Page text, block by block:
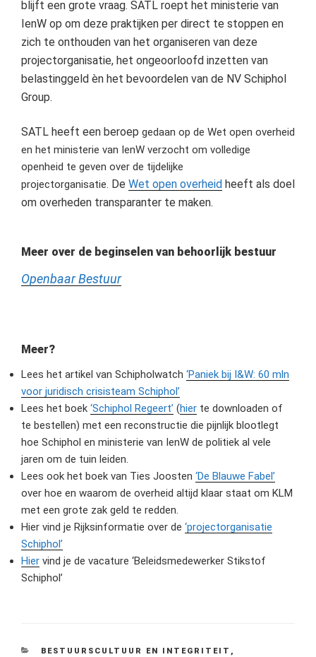
blijft een grote vraag. SATL roept het ministerie van
IenW op om deze praktijken per direct te stoppen en
zich te onthouden van het organiseren van deze
projectorganisatie, het ongeoorloofd inzetten van
belastinggeld èn het bevoordelen van de NV Schiphol
Group.
SATL heeft een beroep gedaan op de Wet open overheid
en het ministerie van IenW verzocht om volledige
openheid te geven over de tijdelijke
projectorganisatie. De Wet open overheid heeft als doel
om overheden transparanter te maken.
Meer over de beginselen van behoorlijk bestuur
Openbaar Bestuur
Meer?
Lees het artikel van Schipholwatch ‘Paniek bij I&W: 60 mln
voor juridisch crisisteam Schiphol’
Lees het boek ‘Schiphol Regeert’ (hier te downloaden of
te bestellen) met een reconstructie die pijnlijk blootlegt
hoe Schiphol en ministerie van IenW de politiek al vele
jaren om de tuin leiden.
Lees ook het boek van Ties Joosten ‘De Blauwe Fabel’
over hoe en waarom de overheid altijd klaar staat om KLM
met een grote zak geld te redden.
Hier vind je Rijksinformatie over de ‘projectorganisatie
Schiphol’
Hier vind je de vacature ‘Beleidsmedewerker Stikstof
Schiphol’
CATEGORIEËN
BESTUURSCULTUUR EN INTEGRITEIT ,